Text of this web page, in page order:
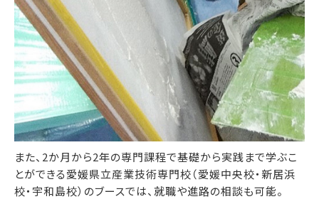
また、2か月から2年の専門課程で基礎から実践まで学ぶこ
とができる愛媛県立産業技術専門校（愛媛中央校・新居浜
校・宇和島校）のブースでは、就職や進路の相談も可能。